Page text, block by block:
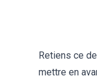
Retiens ce
mettre en